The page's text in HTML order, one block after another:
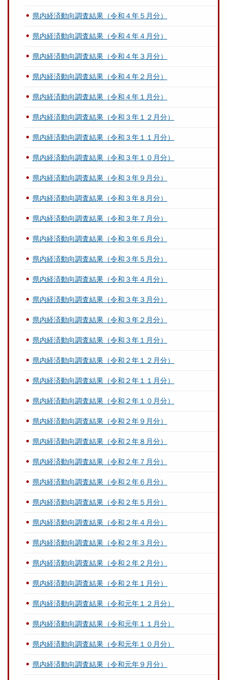
県内経済動向調査結果（令和４年５月分）
県内経済動向調査結果（令和４年４月分）
県内経済動向調査結果（令和４年３月分）
県内経済動向調査結果（令和４年２月分）
県内経済動向調査結果（令和４年１月分）
県内経済動向調査結果（令和３年１２月分）
県内経済動向調査結果（令和３年１１月分）
県内経済動向調査結果（令和３年１０月分）
県内経済動向調査結果（令和３年９月分）
県内経済動向調査結果（令和３年８月分）
県内経済動向調査結果（令和３年７月分）
県内経済動向調査結果（令和３年６月分）
県内経済動向調査結果（令和３年５月分）
県内経済動向調査結果（令和３年４月分）
県内経済動向調査結果（令和３年３月分）
県内経済動向調査結果（令和３年２月分）
県内経済動向調査結果（令和３年１月分）
県内経済動向調査結果（令和２年１２月分）
県内経済動向調査結果（令和２年１１月分）
県内経済動向調査結果（令和２年１０月分）
県内経済動向調査結果（令和２年９月分）
県内経済動向調査結果（令和２年８月分）
県内経済動向調査結果（令和２年７月分）
県内経済動向調査結果（令和２年６月分）
県内経済動向調査結果（令和２年５月分）
県内経済動向調査結果（令和２年４月分）
県内経済動向調査結果（令和２年３月分）
県内経済動向調査結果（令和２年２月分）
県内経済動向調査結果（令和２年１月分）
県内経済動向調査結果（令和元年１２月分）
県内経済動向調査結果（令和元年１１月分）
県内経済動向調査結果（令和元年１０月分）
県内経済動向調査結果（令和元年９月分）